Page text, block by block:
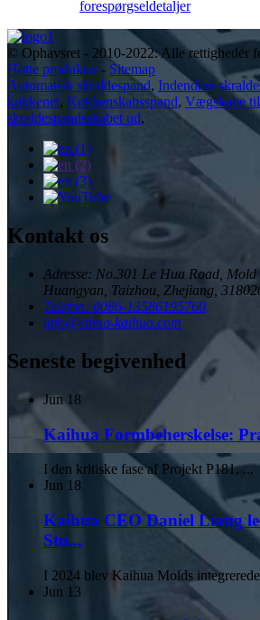
forespørgseldetaljer
© Ophavsret - 2010-2022: Alle rettigheder
Hotte produkter- Sitemap
Automatisk skraldespand, Indendørs
køkkenet, Køkkenskabsspand, Vægskabe
skraldespandsskabet ud,
Kontakt os
Adresse: No.301 Le Hua Road, Mold
Huangyan, Taizhou, Zhejiang,
Telefon: 0086-13586195760
info@china-kaihua.com
Seneste begivenhed
Jun 18
Kaihua Formbeherskelse:
I den kritiske fase af Projekt P181, ...
Jun 18
Kaihua CEO Daniel Liang
Stu...
I 2024 blev Kaihua Molds
Jun 13